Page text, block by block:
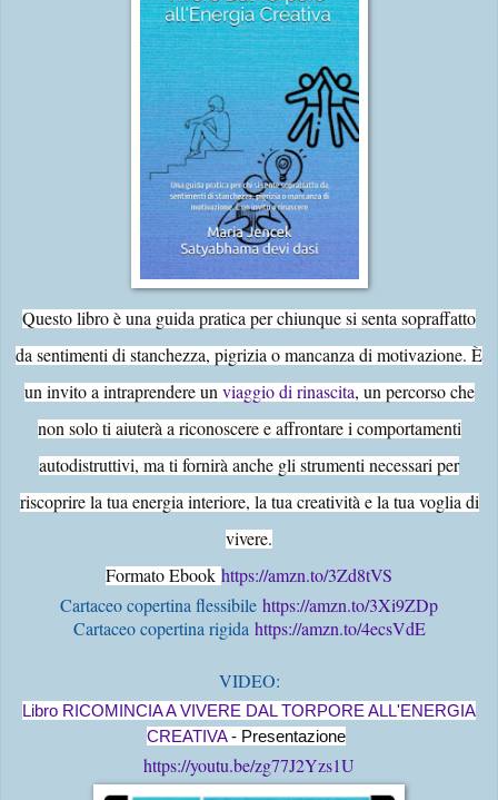
Questo libro è una guida pratica per chiunque si senta sopraffatto
da sentimenti di stanchezza, pigrizia o mancanza di motivazione. È
un invito a intraprendere unviaggio di rinascita, un percorso che
non solo ti aiuterà a riconoscere e affrontare i comportamenti
autodistruttivi, ma ti fornirà anche gli strumenti necessari per
riscoprire la tua energia interiore, la tua creatività e la tua voglia di
vivere.
Formato Ebookhttps://amzn.to/3Zd8tVS
Cartaceo copertina flessibile https://amzn.to/3Xi9ZDp
Cartaceo copertina rigida https://amzn.to/4ecsVdE
VIDEO:
Libro RICOMINCIA A VIVERE DAL TORPORE ALL'ENERGIA
CREATIVA- Presentazione
https://youtu.be/zg77J2Yzs1U